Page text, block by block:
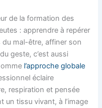
de la formation des
: apprendre à repérer
mal-être, affiner son
geste, c’est aussi
l’approche globale
éclaire
respiration et pensée
un tissu vivant, à l’image